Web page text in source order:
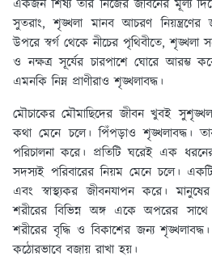
একজন শিষ্য তার নিজের জীবনের মূল্য
সুতরাং, শৃঙ্খলা মানব আচরণ
উপরে স্বর্গ থেকে নীচের পৃথিবীতে, শৃঙ্খলা
ও নক্ষত্র সূর্যের চারপাশে ঘোরে আরম্ভ
এমনকি নিম্ন প্রাণীরাও শৃঙ্খলাবদ্ধ।
মৌচাকের মৌমাছিদের জীবন খুবই
কথা মেনে চলে। পিঁপড়াও শৃঙ্খলাবদ্ধ।
পরিচালনা করে। প্রতিটি ঘরেই এক
সদস্যই পরিবারের নিয়ম মেনে চলে।
এবং স্বাস্থ্যকর জীবনযাপন করে।
শরীরের বিভিন্ন অঙ্গ একে অপরের
শরীরের বৃদ্ধি ও বিকাশের জন্য
কঠোরভাবে বজায় রাখা হয়।